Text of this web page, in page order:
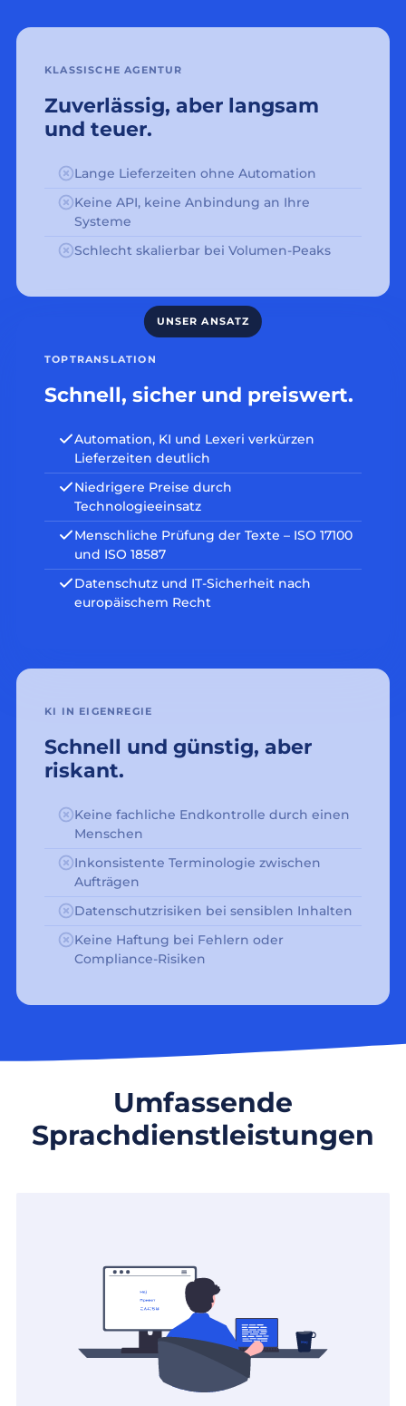
KLASSISCHE AGENTUR
Zuverlässig, aber langsam
und teuer.
Lange Lieferzeiten ohne Automation
Keine API, keine Anbindung an Ihre
Systeme
Schlecht skalierbar bei Volumen-Peaks
TOPTRANSLATION
Schnell, sicher und preiswert.
Automation, KI und Lexeri verkürzen
Lieferzeiten deutlich
Niedrigere Preise durch
Technologieeinsatz
Menschliche Prüfung der Texte – ISO 17100
und ISO 18587
Datenschutz und IT-Sicherheit nach
europäischem Recht
KI IN EIGENREGIE
Schnell und günstig, aber
riskant.
Keine fachliche Endkontrolle durch einen
Menschen
Inkonsistente Terminologie zwischen
Aufträgen
Datenschutzrisiken bei sensiblen Inhalten
Keine Haftung bei Fehlern oder
Compliance-Risiken
Umfassende
Sprachdienstleistungen